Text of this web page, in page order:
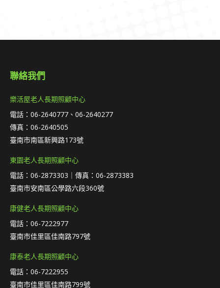
聯絡我們
樂活屋老人長期照顧中心
電話：06-2640777、06-2640277
傳真：06-2640505
臺南市南區新興路173號
東園老人長期照顧中心
電話：06-2873303｜傳真：06-2873383
臺南市安南區公學路六段360號
康健老人長期照顧中心
電話：06-7222977
臺南市佳里區佳南路797號
康泰老人長期照顧中心
電話：06-7222955
臺南市佳里區佳南路799號